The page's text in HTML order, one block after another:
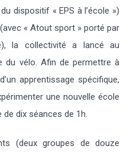
dispositif « EPS à l’école »)
« Atout sport » porté par
la collectivité a lancé au
du vélo. Afin de permettre à
apprentissage spécifique,
une nouvelle école
dix séances de 1h.
(deux groupes de douze